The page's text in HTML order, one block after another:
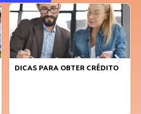
FAÇA A DIFERENÇA: SEJA